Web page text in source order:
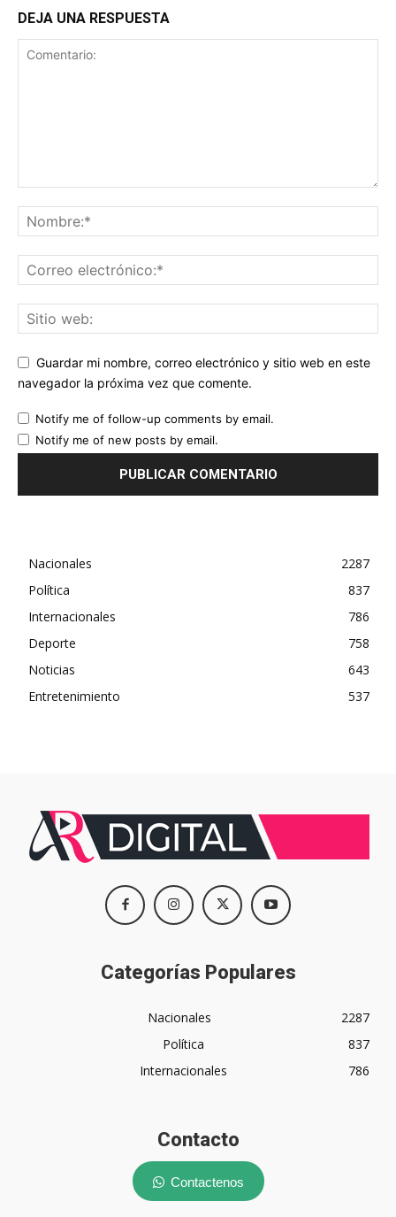
DEJA UNA RESPUESTA
Guardar mi nombre, correo electrónico y sitio web en este
navegador la próxima vez que comente.
Notify me of follow-up comments by email.
Notify me of new posts by email.
Nacionales
2287
Política
837
Internacionales
786
Deporte
758
Noticias
643
Entretenimiento
537
Categorías Populares
Nacionales
2287
Política
837
Internacionales
786
Contacto
Contactenos